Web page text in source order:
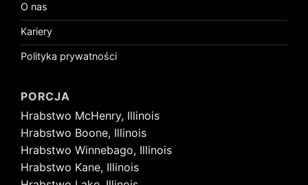
O nas
Kariery
Polityka prywatności
PORCJA
Hrabstwo McHenry, Illinois
Hrabstwo Boone, Illinois
Hrabstwo Winnebago, Illinois
Hrabstwo Kane, Illinois